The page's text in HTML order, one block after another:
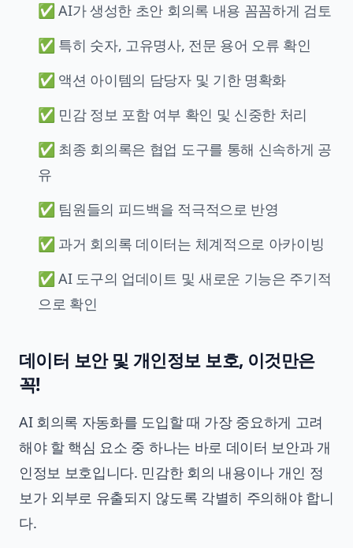
✅ AI가 생성한 초안 회의록 내용 꼼꼼하게 검토
✅ 특히 숫자, 고유명사, 전문 용어 오류 확인
✅ 액션 아이템의 담당자 및 기한 명확화
✅ 민감 정보 포함 여부 확인 및 신중한 처리
✅ 최종 회의록은 협업 도구를 통해 신속하게 공
유
✅ 팀원들의 피드백을 적극적으로 반영
✅ 과거 회의록 데이터는 체계적으로 아카이빙
✅ AI 도구의 업데이트 및 새로운 기능은 주기적
으로 확인
데이터 보안 및 개인정보 보호, 이것만은
꼭!
AI 회의록 자동화를 도입할 때 가장 중요하게 고려
해야 할 핵심 요소 중 하나는 바로 데이터 보안과 개
인정보 보호입니다. 민감한 회의 내용이나 개인 정
보가 외부로 유출되지 않도록 각별히 주의해야 합니
다.